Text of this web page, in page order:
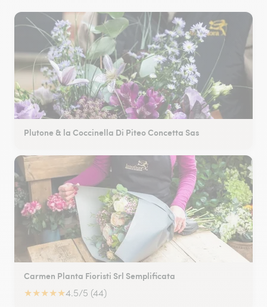
Plutone & la Coccinella Di Piteo Concetta Sas
Carmen Planta Fioristi Srl Semplificata
★★★★★4.5/5 (44)